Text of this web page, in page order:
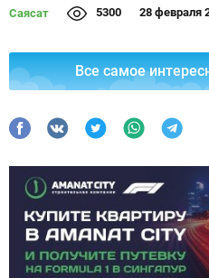
Саясат 5300 28 февраля
Все самое